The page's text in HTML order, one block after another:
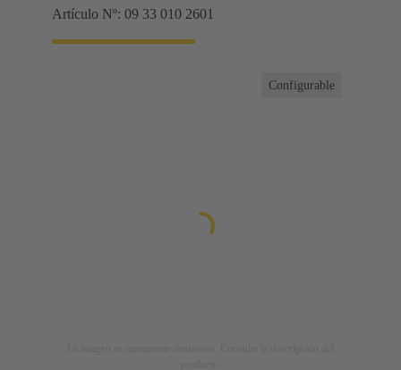
Artículo Nº: 09 33 010 2601
Configurable